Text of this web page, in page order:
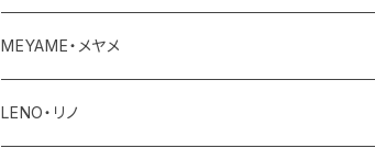
ユニセックス・メンズ
レディース
ユニセックスメンズ
その他
アクセサリー
その他
MEYAME・メヤメ
アウター
LENO・リノ